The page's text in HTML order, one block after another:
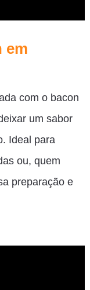
em
com o bacon
um sabor
Ideal para
ou, quem
preparação e